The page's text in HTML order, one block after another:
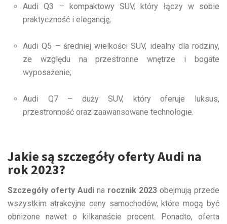
Audi Q3 – kompaktowy SUV, który łączy w sobie
praktyczność i elegancję;
Audi Q5 – średniej wielkości SUV, idealny dla rodziny,
ze względu na przestronne wnętrze i bogate
wyposażenie;
Audi Q7 – duży SUV, który oferuje luksus,
przestronność oraz zaawansowane technologie.
Jakie są szczegóły oferty Audi na
rok 2023?
Szczegóły oferty Audi na rocznik 2023 obejmują przede
wszystkim atrakcyjne ceny samochodów, które mogą być
obniżone nawet o kilkanaście procent. Ponadto, oferta